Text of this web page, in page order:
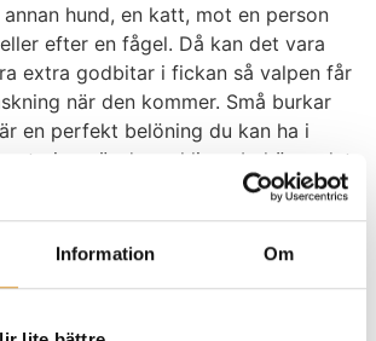
Information Om
hund, en katt, mot en person
efter en fågel. Då kan det vara
extra godbitar i fickan så valpen får
när den kommer. Små burkar
en perfekt belöning du kan ha i
när du verkligen behöver det.
på detta i olika miljöer, när du går till
vara. Om du klarar att göra detta
varje dag och belöna med mat när